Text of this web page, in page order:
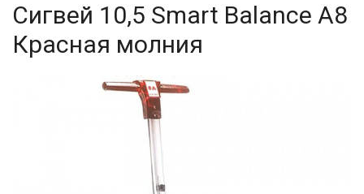
Сигвей 10,5 Smart Balance A8
Красная молния